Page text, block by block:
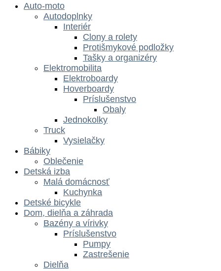
Auto-moto
Autodoplnky
Interiér
Clony a rolety
Protišmykové podložky
Tašky a organizéry
Elektromobilita
Elektroboardy
Hoverboardy
Príslušenstvo
Obaly
Jednokolky
Truck
Vysielačky
Bábiky
Oblečenie
Detská izba
Malá domácnosť
Kuchynka
Detské bicykle
Dom, dielňa a záhrada
Bazény a vírivky
Príslušenstvo
Pumpy
Zastrešenie
Dielňa